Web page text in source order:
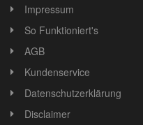
Impressum
So Funktioniert's
AGB
Kundenservice
Datenschutzerklärung
Disclaimer